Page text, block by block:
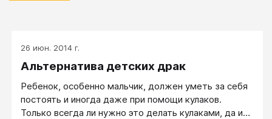
26 июн. 2014 г.
Альтернатива детских драк
Ребенок, особенно мальчик, должен уметь за себя
постоять и иногда даже при помощи кулаков.
Только всегда ли нужно это делать кулаками, да и